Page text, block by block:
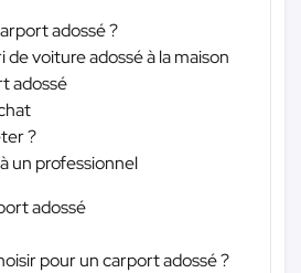
adossé ?
de voiture adossé à la maison
adossé
?
un professionnel
adossé
pour un carport adossé ?